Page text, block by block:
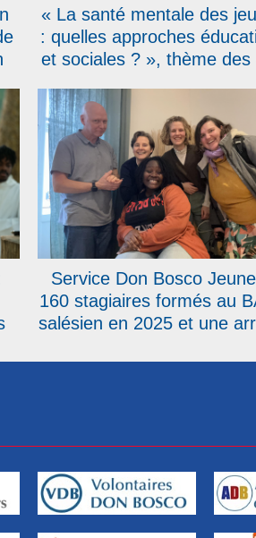
« La santé mentale des
: quelles approches
et sociales ? », thème des
Service Don Bosco
160 stagiaires formés au
salésien en 2025 et une